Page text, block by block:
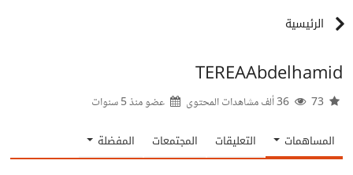
الرئيسية
TEREAAbdelhamid
عضو منذ5 سنوات
المساهمات التعليقات المجتمعات المفضلة